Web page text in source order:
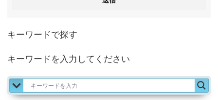
キーワードで探す
キーワードを入力してください